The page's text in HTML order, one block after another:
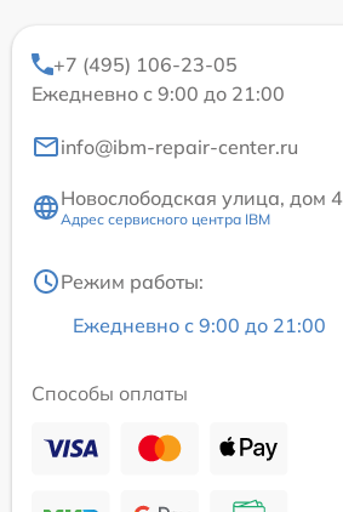
+7 (495) 106-23-05
Ежедневно с 9:00 до 21:00
info@ibm-repair-center.ru
Новослободская улица, дом 4
Адрес сервисного центра IBM
Режим работы:
Ежедневно с 9:00 до 21:00
Способы оплаты